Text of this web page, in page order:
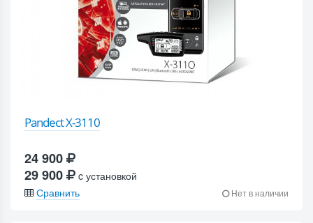
Pandect X-3110
24 900
29 900
c установкой
Сравнить
Нет в наличии